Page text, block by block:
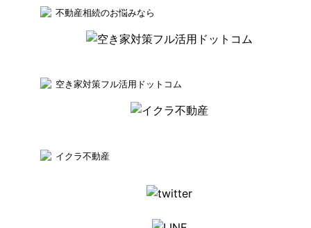
不動産相続のお悩みなら
空き家対策フル活用ドットコム
イクラ不動産